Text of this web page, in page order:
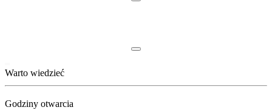
Warto wiedzieć
Godziny otwarcia